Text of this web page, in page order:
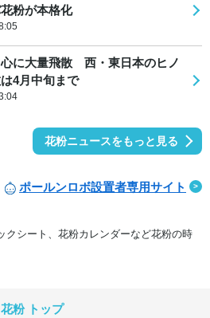
粉が本格化
に大量飛散 西・東日本のヒノ
4月中旬まで
花粉ニュースをもっと見る
ポールンロボ設置者専用サイト
クシート、花粉カレンダーなど花粉の時
花粉 トップ